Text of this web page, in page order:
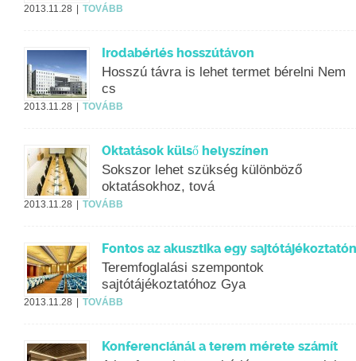
2013.11.28 TOVÁBB
Irodabérlés hosszútávon
Hosszú távra is lehet termet bérelni Nem
cs
2013.11.28 TOVÁBB
Oktatások külső helyszínen
Sokszor lehet szükség különböző
oktatásokhoz, tová
2013.11.28 TOVÁBB
Fontos az akusztika egy sajtótájékoztatón
Teremfoglalási szempontok
sajtótájékoztatóhoz Gya
2013.11.28 TOVÁBB
Konferenciánál a terem mérete számít